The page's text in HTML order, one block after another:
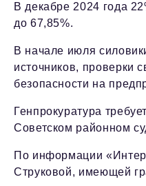
В декабре 2024 года
до 67,85%.
В начале июля
источников, проверки
безопасности на
Генпрокуратура
Советском районном
По информации
Струковой, имеющей